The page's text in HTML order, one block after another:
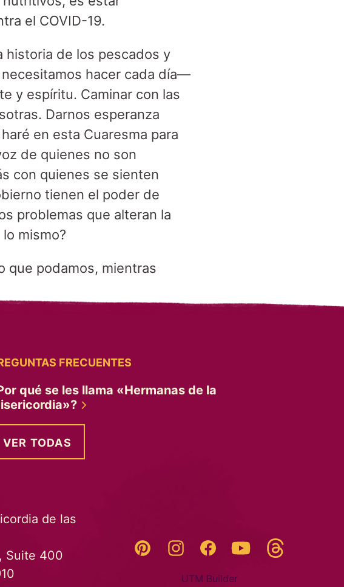
el COVID-19.
historia de los pescados y
hacer cada día—
y espíritu. Caminar con las
Darnos esperanza
en esta Cuaresma para
de quienes no son
con quienes se sienten
tienen el poder de
problemas que alteran la
mismo?
que podamos, mientras
FRECUENTES
qué se les llama «Hermanas de la
VER TODAS
de las
Suite 400
Pinterest InstagramFacebookYouTube
UTM Builder